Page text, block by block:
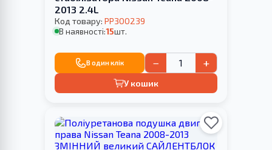
2013 2.4L
Код товару: PP300239
В наявності:15шт.
В один клік − +
У кошик